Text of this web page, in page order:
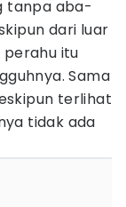
tanpa aba-
dari luar
itu
Sama
terlihat
tidak ada